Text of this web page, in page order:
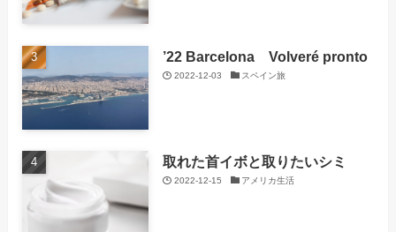
’22 Barcelona Volveré pronto
2022-12-03 スペイン旅
取れた首イボと取りたいシミ
2022-12-15 アメリカ生活